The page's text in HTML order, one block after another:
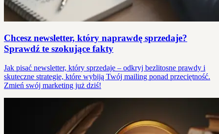
Chcesz newsletter, który naprawdę sprzedaje?
Sprawdź te szokujące fakty
Jak pisać newsletter, który sprzedaje – odkryj bezlitosne prawdy i
skuteczne strategie, które wybiją Twój mailing ponad przeciętność.
Zmień swój marketing już dziś!